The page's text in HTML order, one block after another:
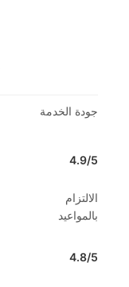
جودة الخدمة
4.9/5
الالتزام
بالمواعيد
4.8/5